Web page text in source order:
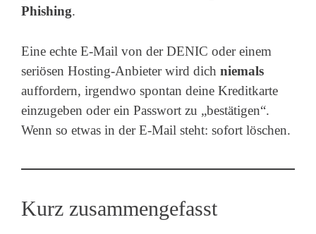
Phishing.
Eine echte E-Mail von der DENIC oder einem
seriösen Hosting-Anbieter wird dich niemals
auffordern, irgendwo spontan deine Kreditkarte
einzugeben oder ein Passwort zu „bestätigen“.
Wenn so etwas in der E-Mail steht: sofort löschen.
Kurz zusammengefasst